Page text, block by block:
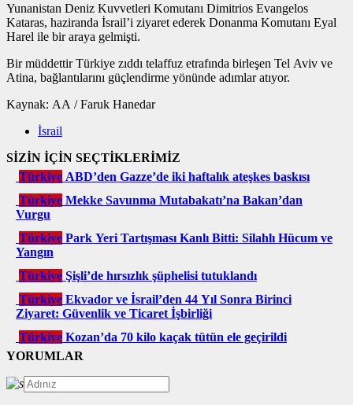
Yunanistan Deniz Kuvvetleri Komutanı Dimitrios Evangelos
Kataras, haziranda İsrail’i ziyaret ederek Donanma Komutanı Eyal
Harel ile bir araya gelmişti.
Bir müddettir Türkiye zıddı telaffuz etrafında birleşen Tel Aviv ve
Atina, bağlantılarını güçlendirme yönünde adımlar atıyor.
Kaynak: AA / Faruk Hanedar
İsrail
SİZİN İÇİN SEÇTİKLERİMİZ
Türkiye ABD’den Gazze’de iki haftalık ateşkes baskısı
Türkiye Mekke Savunma Mutabakatı’na Bakan’dan
Vurgu
Türkiye Park Yeri Tartışması Kanlı Bitti: Silahlı Hücum ve
Yangın
Türkiye Şişli’de hırsızlık şüphelisi tutuklandı
Türkiye Ekvador ve İsrail’den 44 Yıl Sonra Birinci
Ziyaret: Güvenlik ve Ticaret İşbirliği
Türkiye Kozan’da 70 kilo kaçak tütün ele geçirildi
YORUMLAR